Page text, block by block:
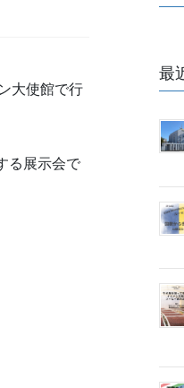
大使館で行
る展示会で
最